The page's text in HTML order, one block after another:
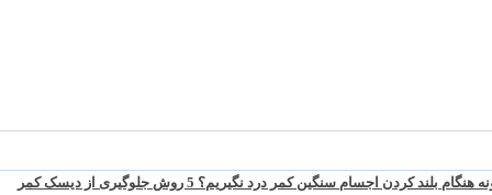
هنگام بلند کردن اجسام سنگین کمر درد نگیریم؟ 5 روش جلوگیری از دیسک کمر